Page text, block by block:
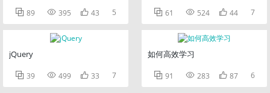
 89  395  43 5
jQuery
 39  499  33 7
 61  524  44 7
如何高效学习
 91  283  87 6